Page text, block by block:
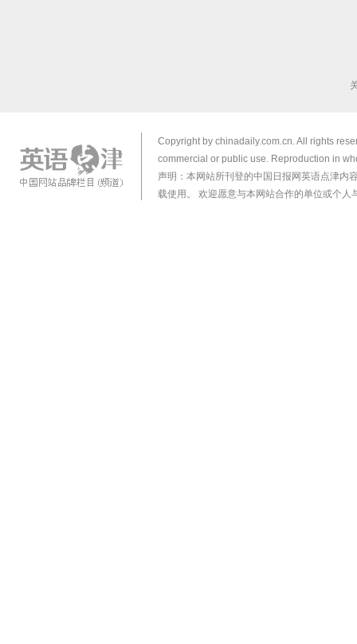
Copyright by chinadaily.com.cn. All rights
commercial or public use. Reproduction in
声明：本网站所刊登的中国日报网英语点津内
载使用。 欢迎愿意与本网站合作的单位或个人